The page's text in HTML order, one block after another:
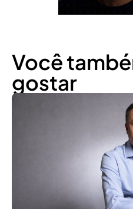
Você
gostar